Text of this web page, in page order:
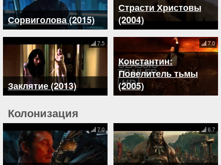
Сорвиголова (2015)
Страсти Христовы
(2004)
Заклятие (2013)
7.5
Константин:
Повелитель тьмы
(2005)
7.0
Колонизация
7.0 6.7